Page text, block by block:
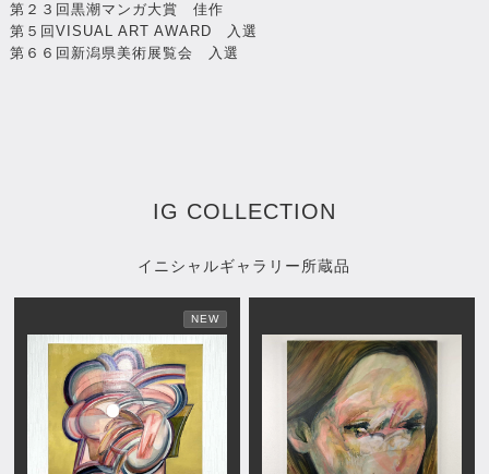
第２３回黒潮マンガ大賞 佳作
第５回VISUAL ART AWARD 入選
第６６回新潟県美術展覧会 入選
IG COLLECTION
イニシャルギャラリー所蔵品
NEW